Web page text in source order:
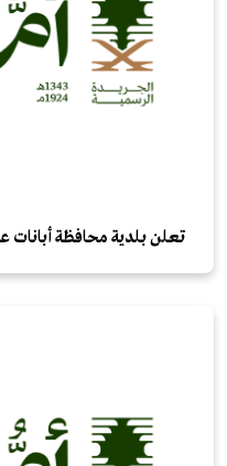
تعلن بلدية محافظة أبانات